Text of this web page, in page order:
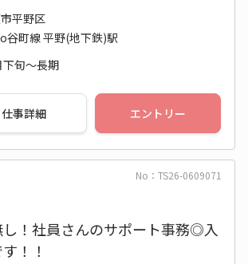
平野区
谷町線 平野(地下鉄)駅
旬～長期
仕事詳細 エントリー
No：TS26-0609071
！社員さんのサポート事務◎入
！！